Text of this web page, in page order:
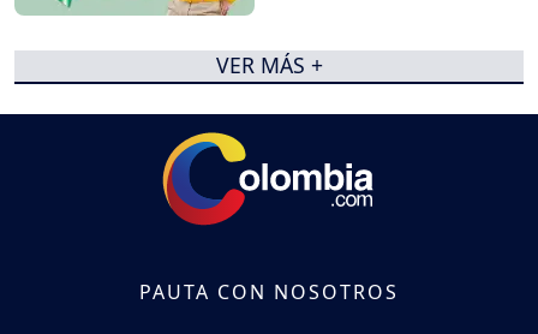
VER MÁS +
PAUTA CON NOSOTROS